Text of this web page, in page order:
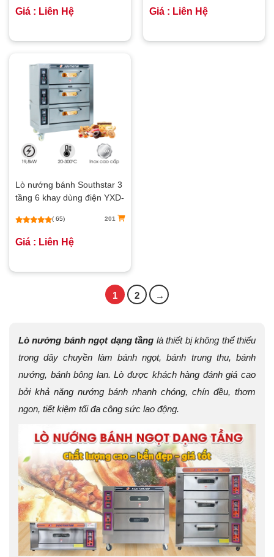
Giá : Liên Hệ Giá : Liên Hệ
Lò nướng bánh Southstar 3
tầng 6 khay dùng điện YXD-
( 65) 201
Giá : Liên Hệ
1 2 →
Lò nướng bánh ngọt dạng tầng là thiết bị không thể thiếu
trong dây chuyền làm bánh ngọt, bánh trung thu, bánh
nướng, bánh bông lan. Lò được khách hàng đánh giá cao
bởi khả năng nướng bánh nhanh chóng, chín đều, thơm
ngon, tiết kiệm tối đa công sức lao động.